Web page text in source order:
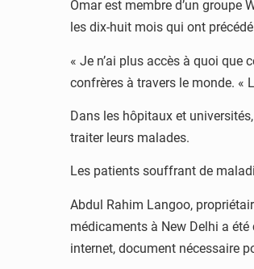
Omar est membre d’un
les dix-huit mois qui ont
« Je n’ai plus accès à quoi que
confrères à travers le monde. «
Dans les hôpitaux et
traiter leurs malades.
Les patients souffrant de
Abdul Rahim Langoo,
médicaments à New Delhi a
internet, document nécessaire